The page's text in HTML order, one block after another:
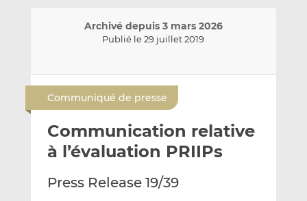
Archivé depuis 3 mars 2026
Publié le 29 juillet 2019
n
v
o
y
e
r
p
a
r
t
a
g
e
r
a
r
t
a
g
e
r
s
Communiqué de presse
Communication relative
à l’évaluation PRIIPs
Press Release 19/39